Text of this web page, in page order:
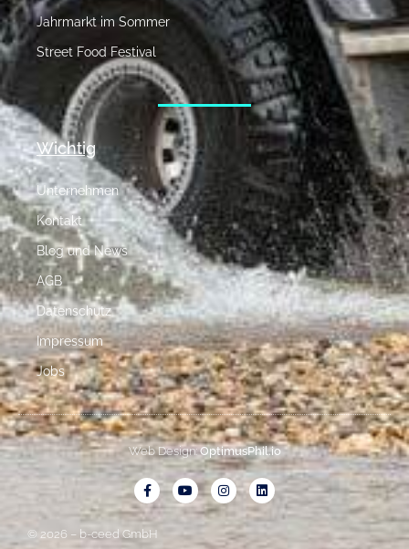
Jahrmarkt im Sommer
Street Food Festival
Wichtig
Unternehmen
Kontakt
Blog und News
AGB
Datenschutz
Impressum
Jobs
© 2026 – b-ceed GmbH
Web Design:OptimusPhil.io